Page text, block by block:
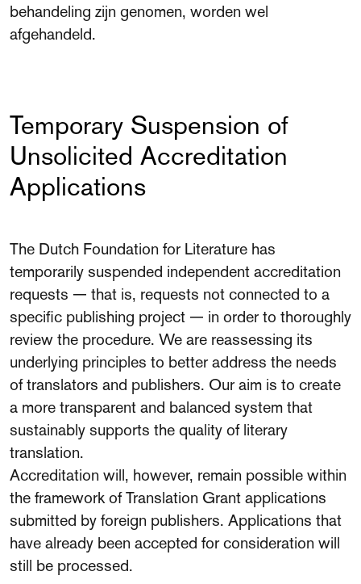
Programs
behandeling zijn genomen, worden wel
afgehandeld.
Temporary Suspension of
Unsolicited Accreditation
Applications
The Dutch Foundation for Literature has
temporarily suspended independent accreditation
requests — that is, requests not connected to a
specific publishing project — in order to thoroughly
review the procedure. We are reassessing its
underlying principles to better address the needs
of translators and publishers. Our aim is to create
a more transparent and balanced system that
sustainably supports the quality of literary
translation.
Accreditation will, however, remain possible within
the framework of Translation Grant applications
submitted by foreign publishers. Applications that
have already been accepted for consideration will
still be processed.